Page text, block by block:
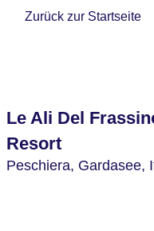
Zurück zur Startseite
Le Ali Del
Resort
Peschiera, Gardasee,